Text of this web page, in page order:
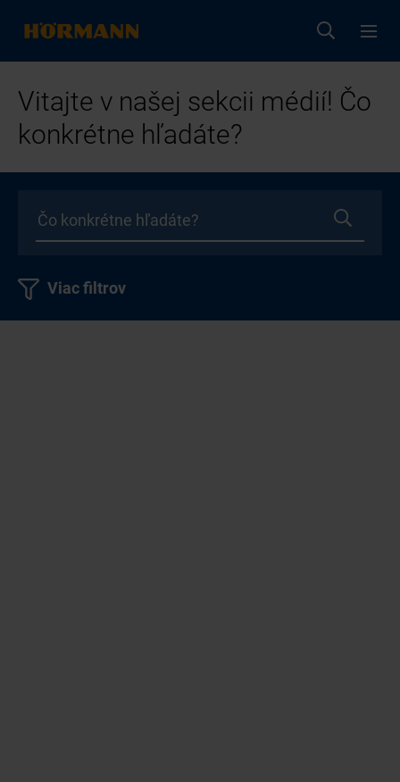
Vitajte v našej sekcii médií! Čo
konkrétne hľadáte?
Viac filtrov